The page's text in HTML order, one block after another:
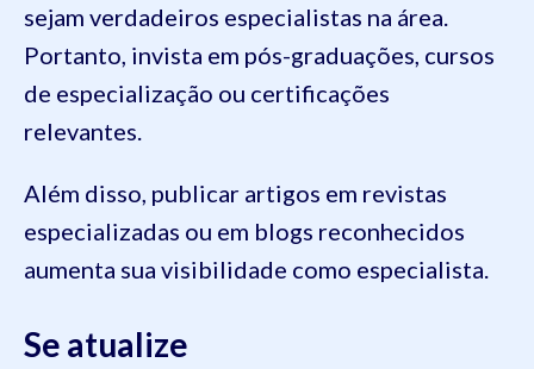
sejam verdadeiros especialistas na área.
Portanto, invista em pós-graduações, cursos
de especialização ou certificações
relevantes.
Além disso, publicar artigos em revistas
especializadas ou em blogs reconhecidos
aumenta sua visibilidade como especialista.
Se atualize